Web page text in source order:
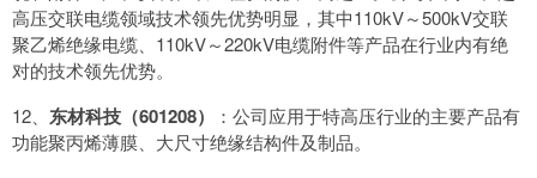
高压交联电缆领域技术领先优势明显，其中110kV～500kV交联
聚乙烯绝缘电缆、110kV～220kV电缆附件等产品在行业内有绝
对的技术领先优势。
12、 东材科技（601208）
：公司应用于特高压行业的主要产品有
功能聚丙烯薄膜、大尺寸绝缘结构件及制品。